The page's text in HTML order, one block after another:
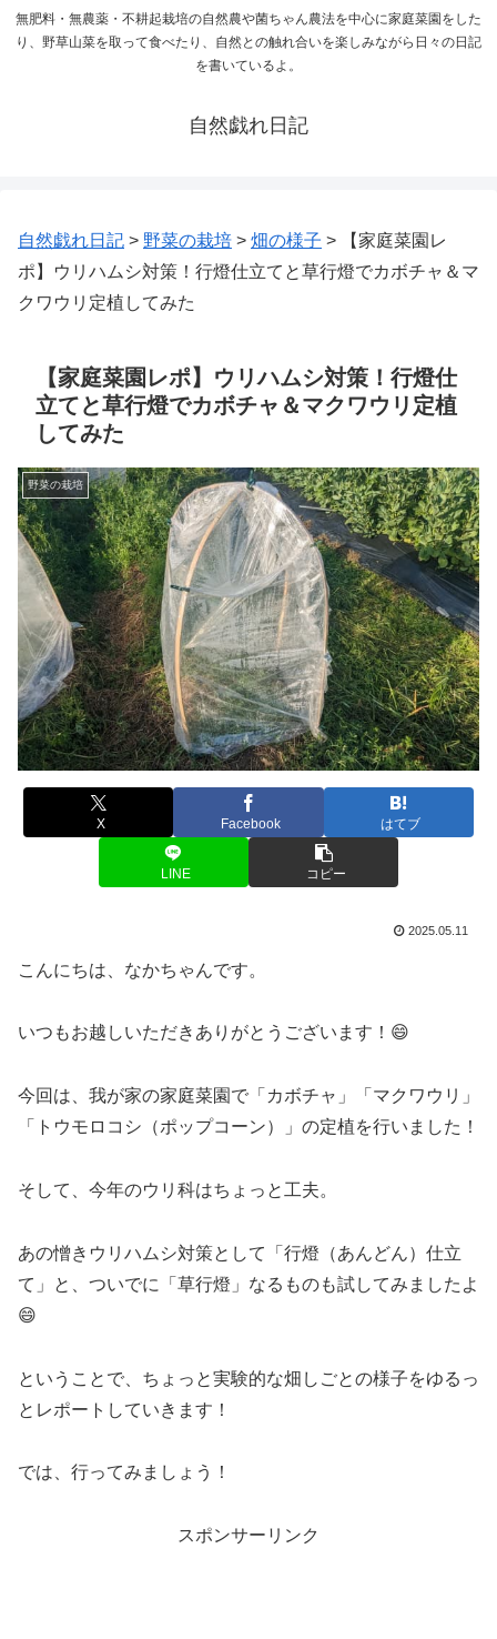
無肥料・無農薬・不耕起栽培の自然農や菌ちゃん農法を中心に家庭菜園をした
り、野草山菜を取って食べたり、自然との触れ合いを楽しみながら日々の日記
を書いているよ。
自然戯れ日記
自然戯れ日記 > 野菜の栽培 > 畑の様子 >
【家庭菜園レ
ポ】ウリハムシ対策！行燈仕立てと草行燈でカボチャ＆マ
クワウリ定植してみた
【家庭菜園レポ】ウリハムシ対策！行燈仕
立てと草行燈でカボチャ＆マクワウリ定植
してみた
野菜の栽培
X Facebook はてブ
LINE コピー
2025.05.11
こんにちは、なかちゃんです。
いつもお越しいただきありがとうございます！😄
今回は、我が家の家庭菜園で「カボチャ」「マクワウリ」
「トウモロコシ（ポップコーン）」の定植を行いました！
そして、今年のウリ科はちょっと工夫。
あの憎きウリハムシ対策として「行燈（あんどん）仕立
て」と、ついでに「草行燈」なるものも試してみましたよ
😄
ということで、ちょっと実験的な畑しごとの様子をゆるっ
とレポートしていきます！
では、行ってみましょう！
スポンサーリンク